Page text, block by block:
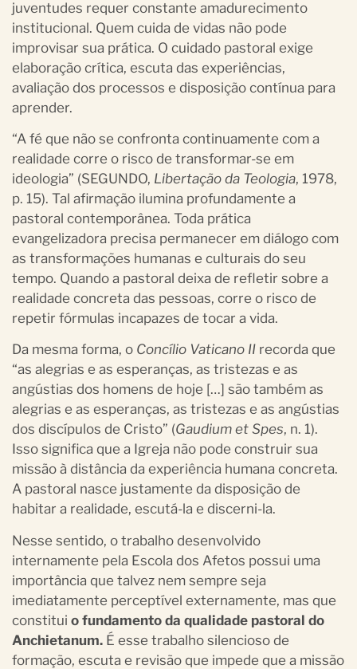
juventudes requer constante amadurecimento
institucional. Quem cuida de vidas não pode
improvisar sua prática. O cuidado pastoral exige
elaboração crítica, escuta das experiências,
avaliação dos processos e disposição contínua para
aprender.
“A fé que não se confronta continuamente com a
realidade corre o risco de transformar-se em
ideologia” (SEGUNDO, Libertação da Teologia, 1978,
p. 15). Tal afirmação ilumina profundamente a
pastoral contemporânea. Toda prática
evangelizadora precisa permanecer em diálogo com
as transformações humanas e culturais do seu
tempo. Quando a pastoral deixa de refletir sobre a
realidade concreta das pessoas, corre o risco de
repetir fórmulas incapazes de tocar a vida.
Da mesma forma, o Concílio Vaticano II recorda que
“as alegrias e as esperanças, as tristezas e as
angústias dos homens de hoje […] são também as
alegrias e as esperanças, as tristezas e as angústias
dos discípulos de Cristo” (Gaudium et Spes, n. 1).
Isso significa que a Igreja não pode construir sua
missão à distância da experiência humana concreta.
A pastoral nasce justamente da disposição de
habitar a realidade, escutá-la e discerni-la.
Nesse sentido, o trabalho desenvolvido
internamente pela Escola dos Afetos possui uma
importância que talvez nem sempre seja
imediatamente perceptível externamente, mas que
constitui o fundamento da qualidade pastoral do
Anchietanum. É esse trabalho silencioso de
formação, escuta e revisão que impede que a missão